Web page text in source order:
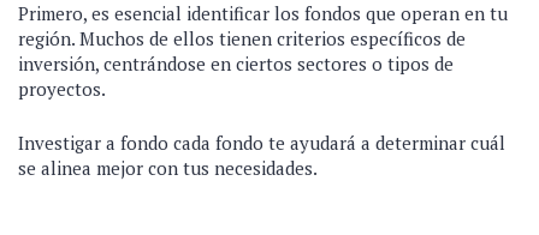
Primero, es esencial identificar los fondos que operan en tu
región. Muchos de ellos tienen criterios específicos de
inversión, centrándose en ciertos sectores o tipos de
proyectos.
Investigar a fondo cada fondo te ayudará a determinar cuál
se alinea mejor con tus necesidades.